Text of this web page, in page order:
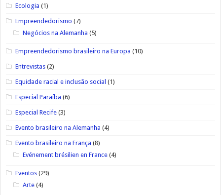
Ecologia (1)
Empreendedorismo (7)
Negócios na Alemanha (5)
Empreendedorismo brasileiro na Europa (10)
Entrevistas (2)
Equidade racial e inclusão social (1)
Especial Paraíba (6)
Especial Recife (3)
Evento brasileiro na Alemanha (4)
Evento brasileiro na França (8)
Evénement brésilien en France (4)
Eventos (29)
Arte (4)